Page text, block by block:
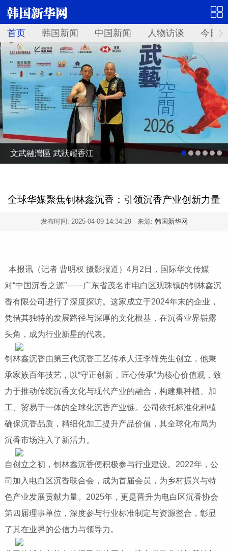
首页 韩国新闻 中国新闻 人物访谈 今日
文武融灣區 武狀耀香江
全球华媒聚焦钊林鑫沉香：引领沉香产业创新力量
发布时间: 2025-04-09 14:34:29来源: 韩国新华网
本报讯（记者 曹明权 摄影报道）4月2日，国际华文传媒
对“中国沉香之源”——广东省茂名市电白区观珠镇的钊林鑫沉
香有限公司进行了深度探访。这家成立于2024年末的企业，
凭借其独特的发展路径与深厚的文化根基，在沉香业界崭露
头角，成为行业新星的代表。
钊林鑫沉香由第三代沉香工艺传承人汪李锋先生创立，他秉
承家族百年技艺，以“守正创新，匠心传承”为核心价值观，致
力于推动传统沉香文化与现代产业的融合，构建集种植、加
工、贸易于一体的全球化沉香产业链。公司依托标准化种植
确保沉香品质，精细化加工提升产品价值，其全球化布局为
沉香市场注入了新活力。
自创立之初，钊林鑫沉香便积极参与行业建设。2022年，公
司加入电白区沉香联合会，成为首届会员，为乡村振兴与特
色产业发展贡献力量。2025年，更是晋升为电白区沉香协会
第四届理事单位，深度参与行业标准制定与资源整合，彰显
了其在业界的公信力与领导力。